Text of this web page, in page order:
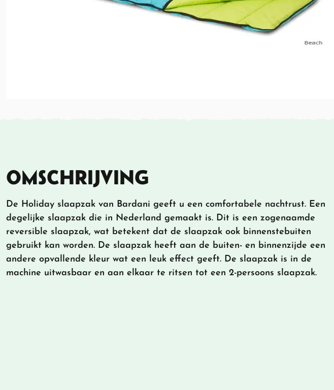
OMSCHRIJVING
De Holiday slaapzak van Bardani geeft u een comfortabele nachtrust. Een
degelijke slaapzak die in Nederland gemaakt is. Dit is een zogenaamde
reversible slaapzak, wat betekent dat de slaapzak ook binnenstebuiten
gebruikt kan worden. De slaapzak heeft aan de buiten- en binnenzijde een
andere opvallende kleur wat een leuk effect geeft. De slaapzak is in de
machine uitwasbaar en aan elkaar te ritsen tot een 2-persoons slaapzak.